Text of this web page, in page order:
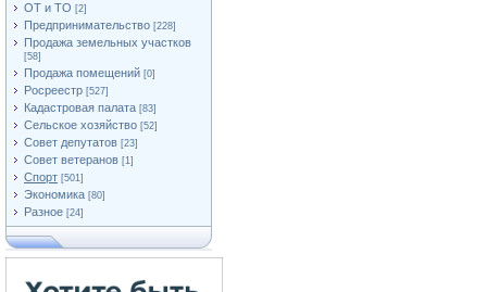
ОТ и ТО [2]
Предпринимательство [228]
Продажа земельных участков
[58]
Продажа помещений [0]
Росреестр [527]
Кадастровая палата [83]
Сельское хозяйство [52]
Совет депутатов [23]
Совет ветеранов [1]
Спорт [501]
Экономика [80]
Разное [24]